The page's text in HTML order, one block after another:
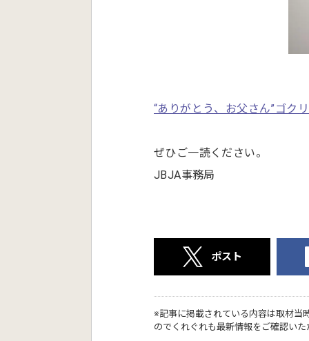
“ありがとう、お父さん”ゴク
ぜひご一読ください。
JBJA事務局
ポスト
※記事に掲載されている内容は取材当
のでくれぐれも最新情報をご確認い